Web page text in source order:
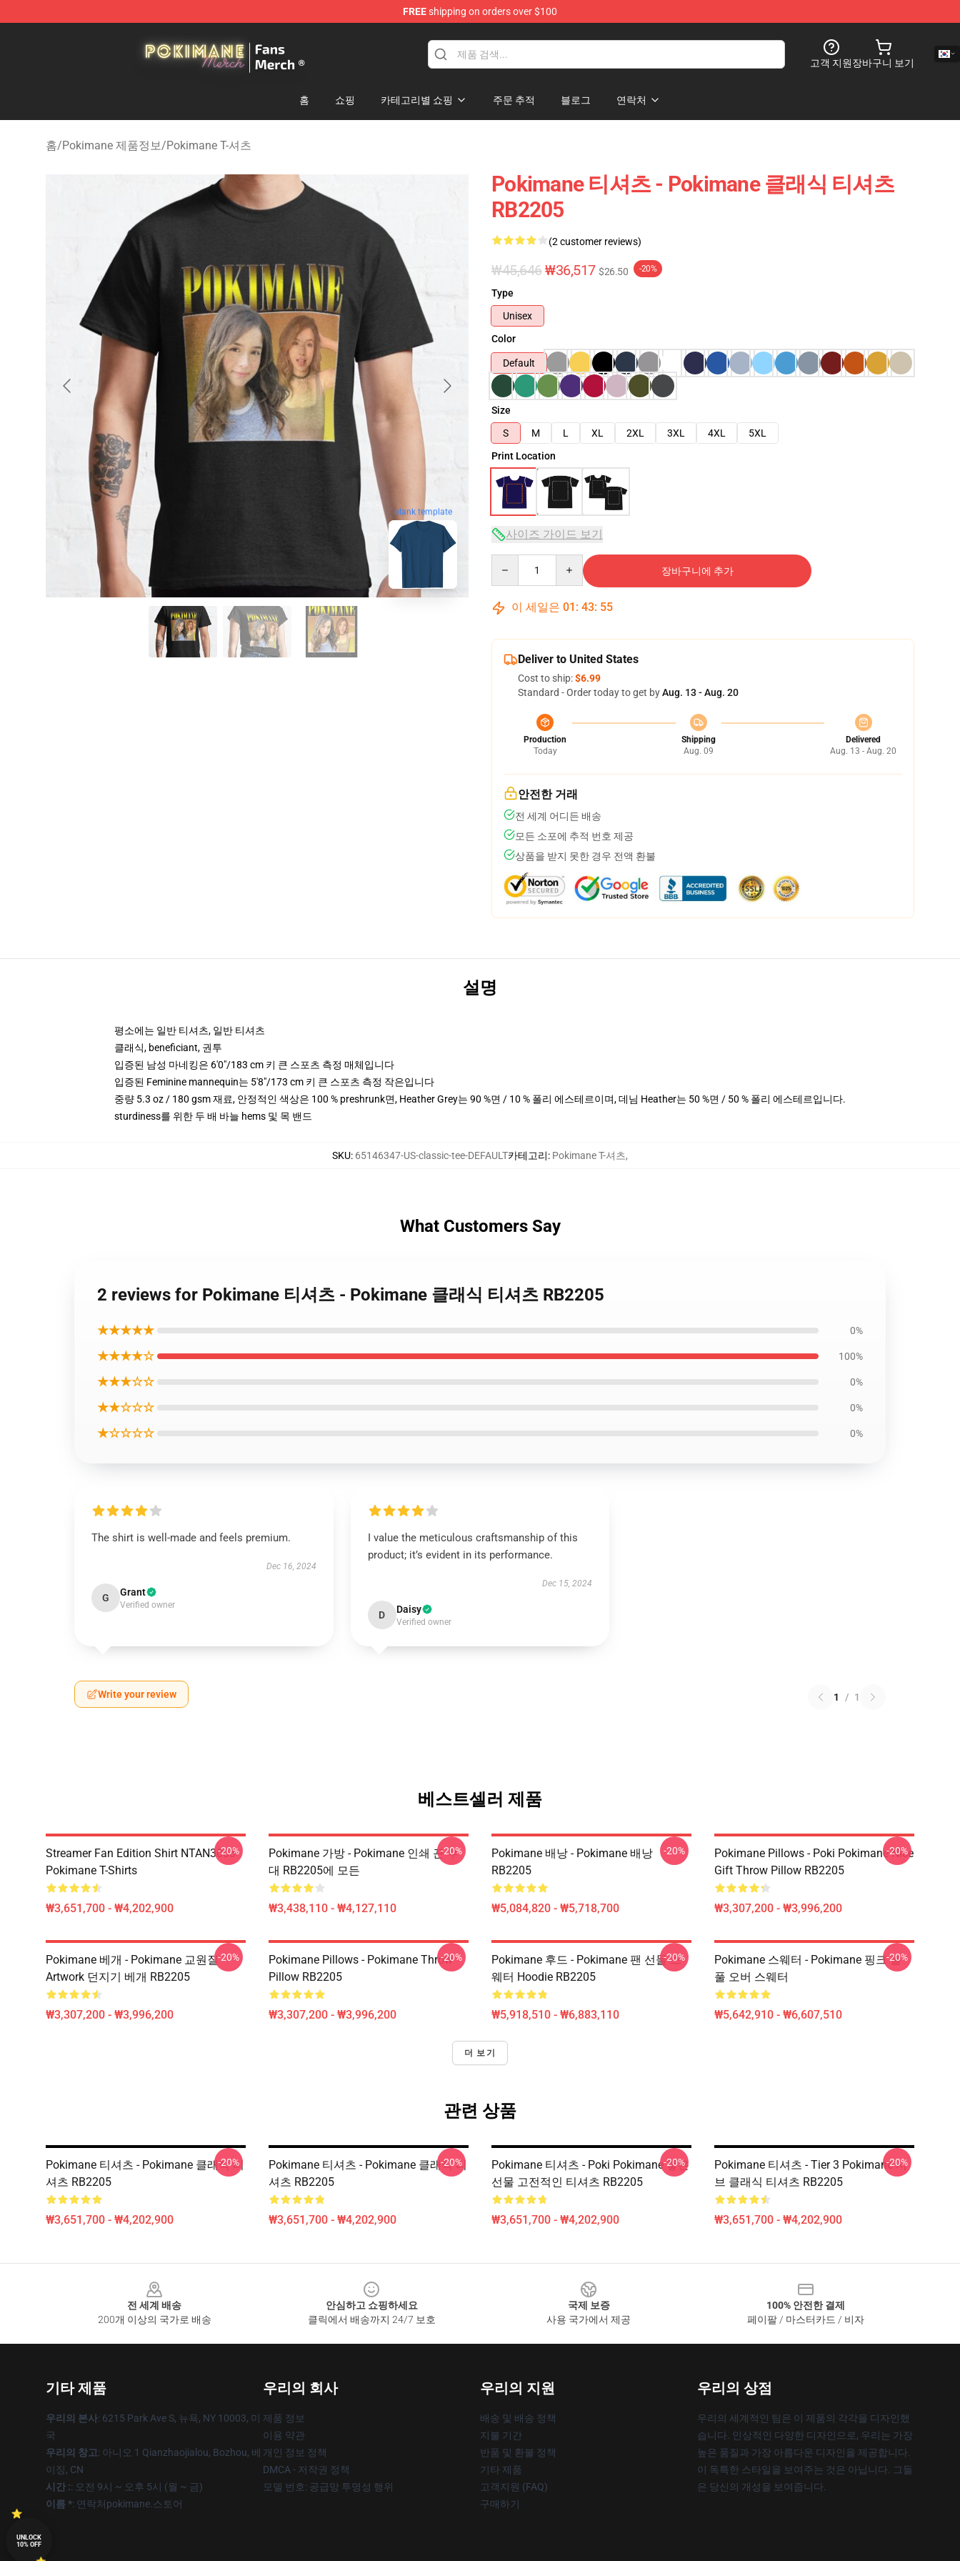
FREEshipping on orders over $100
고객 지원장바구니 보기
홈 쇼핑 카테고리별 쇼핑 주문 추적 블로그 연락처
홈/Pokimane 제품정보/Pokimane T-셔츠
blank template
Pokimane 티셔츠 - Pokimane 클래식 티셔츠
RB2205
(2 customer reviews)
₩45,646₩36,517 $26.50 -20%
Type
Unisex
Color
Default
Size
S
M L XL 2XL 3XL 4XL
5XL
Print Location
사이즈 가이드 보기
장바구니에 추가
이 세일은 01 : 43: 54
Deliver to United States
Cost to ship:$6.99
Standard - Order today to get byAug. 13 - Aug. 20
Production
Today
Shipping
Aug. 09
Delivered
Aug. 13 - Aug. 20
안전한 거래
전 세계 어디든 배송
모든 소포에 추적 번호 제공
상품을 받지 못한 경우 전액 환불
설명
평소에는 일반 티셔츠, 일반 티셔츠
클래식, beneficiant, 권투
입증된 남성 마네킹은 6'0"/183 cm 키 큰 스포츠 측정 매체입니다
입증된 Feminine mannequin는 5'8"/173 cm 키 큰 스포츠 측정 작은입니다
중량 5.3 oz / 180 gsm 재료, 안정적인 색상은 100 % preshrunk면, Heather Grey는 90 %면 / 10 % 폴리 에스테르이며, 데님 Heather는 50 %면 / 50 % 폴리 에스테르입니다.
sturdiness를 위한 두 배 바늘 hems 및 목 밴드
SKU: 65146347-US-classic-tee-DEFAULT카테고리: Pokimane T-셔츠,
What Customers Say
2 reviews for Pokimane 티셔츠 - Pokimane 클래식 티셔츠 RB2205
★★★★★ 0%
★★★★☆ 100%
★★★☆☆ 0%
★★☆☆☆ 0%
★☆☆☆☆ 0%
The shirt is well-made and feels premium.
Dec 16, 2024
G Grant
Verified owner
I value the meticulous craftsmanship of this
product; it’s evident in its performance.
Dec 15, 2024
D Daisy
Verified owner
Write your review 1 / 1
베스트셀러 제품
Streamer Fan Edition Shirt NTAN3003
Pokimane T-Shirts
₩3,651,700 - ₩4,202,900
-20%
Pokimane 가방 - Pokimane 인쇄 끈 부
대 RB2205에 모든
₩3,438,110 - ₩4,127,110
-20%
Pokimane 배낭 - Pokimane 배낭
RB2205
₩5,084,820 - ₩5,718,700
-20%
Pokimane Pillows - Poki Pokimane Nice
Gift Throw Pillow RB2205
₩3,307,200 - ₩3,996,200
-20%
Pokimane 베개 - Pokimane 교원질
Artwork 던지기 베개 RB2205
₩3,307,200 - ₩3,996,200
-20%
Pokimane Pillows - Pokimane Throw
Pillow RB2205
₩3,307,200 - ₩3,996,200
-20%
Pokimane 후드 - Pokimane 팬 선물 스
웨터 Hoodie RB2205
₩5,918,510 - ₩6,883,110
-20%
Pokimane 스웨터 - Pokimane 핑크 볼
풀 오버 스웨터
₩5,642,910 - ₩6,607,510
-20%
더 보기
관련 상품
Pokimane 티셔츠 - Pokimane 클래식 티
셔츠 RB2205
₩3,651,700 - ₩4,202,900
-20%
Pokimane 티셔츠 - Pokimane 클래식 티
셔츠 RB2205
₩3,651,700 - ₩4,202,900
-20%
Pokimane 티셔츠 - Poki Pokimane 좋은
선물 고전적인 티셔츠 RB2205
₩3,651,700 - ₩4,202,900
-20%
Pokimane 티셔츠 - Tier 3 Pokimane 서
브 클래식 티셔츠 RB2205
₩3,651,700 - ₩4,202,900
-20%
전 세계 배송
200개 이상의 국가로 배송
안심하고 쇼핑하세요
클릭에서 배송까지 24/7 보호
국제 보증
사용 국가에서 제공
100% 안전한 결제
페이팔 / 마스터카드 / 비자
기타 제품
우리의 본사: 6215 Park Ave S, 뉴욕, NY 10003, 미
국
우리의 창고: 아니오 1 Qianzhaojialou, Bozhou, 베
이징, CN
시간 :: 오전 9시 ~ 오후 5시 (월 ~ 금)
이름 *: 연락처pokimane.스토어
우리의 회사
제품 정보
이용 약관
개인 정보 정책
DMCA - 저작권 정책
모델 번호: 공급망 투명성 행위
우리의 지원
배송 및 배송 정책
지불 기간
반품 및 환불 정책
기타 제품
고객지원 (FAQ)
구매하기
우리의 상점
우리의 세계적인 팀은 이 제품의 각각을 디자인했
습니다. 인상적인 다양한 디자인으로, 우리는 가장
높은 품질과 가장 아름다운 디자인을 제공합니다.
이 독특한 스타일을 보여주는 것은 아닙니다. 그들
은 당신의 개성을 보여줍니다.
UNLOCK
10% OFF